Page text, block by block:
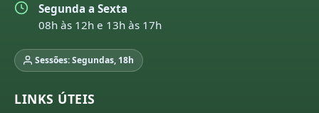
Segunda a Sexta
08h às 12h e 13h às 17h
Sessões: Segundas, 18h
LINKS ÚTEIS